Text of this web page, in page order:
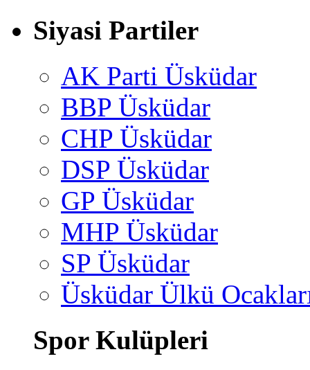
Siyasi Partiler
AK Parti Üsküdar
BBP Üsküdar
CHP Üsküdar
DSP Üsküdar
GP Üsküdar
MHP Üsküdar
SP Üsküdar
Üsküdar Ülkü
Spor Kulüpleri